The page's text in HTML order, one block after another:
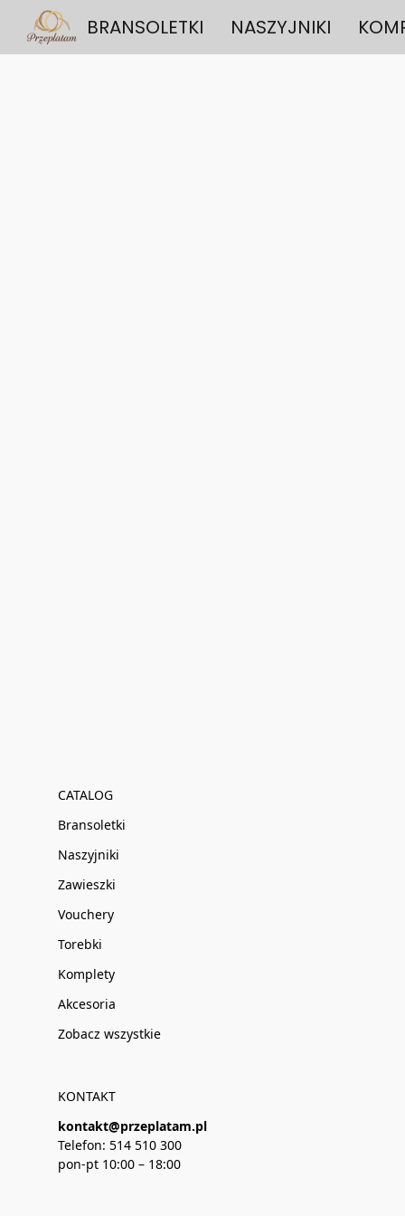
BRANSOLETKI NASZYJNIKI
CATALOG
Bransoletki
Naszyjniki
Zawieszki
Vouchery
Torebki
Komplety
Akcesoria
Zobacz wszystkie
KONTAKT
kontakt@przeplatam.pl
Telefon: 514 510 300
pon-pt 10:00 – 18:00